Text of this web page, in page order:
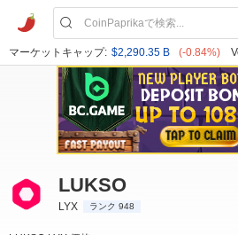
マーケットキャップ: $2,290.35 B (-0.84%)
LUKSO
LYX ランク 948